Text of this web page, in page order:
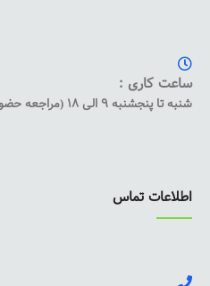
ساعت کاری :
شنبه تا پنجشنبه 9 الی 18 (مراجعه حضوری با هماهنگی قبلی)
اطلاعات تماس